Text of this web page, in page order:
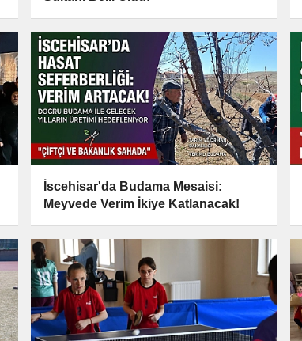
İscehisar'da Budama Mesaisi:
Meyvede Verim İkiye Katlanacak!